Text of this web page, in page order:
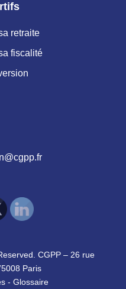
retraite
fiscalité
CGPP – 26 rue
Paris
- Glossaire